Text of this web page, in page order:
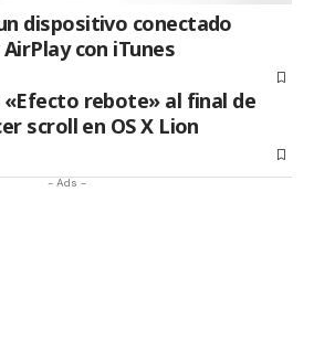
dispositivo conectado
con iTunes
rebote» al final de
scroll en OS X Lion
- Ads -